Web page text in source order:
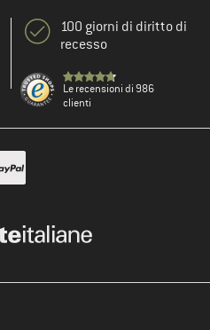
100 giorni di diritto di
recesso
Le recensioni di 986
clienti